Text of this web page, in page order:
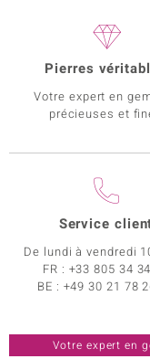
Pierres
Votre expert en
précieuses et
Service
De lundi à vendredi
FR : +33 805 34
BE : +49 30 21 78
Votre expert en